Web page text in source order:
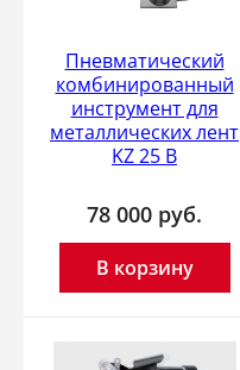
Пневматический
комбинированный
инструмент для
металлических лент
KZ 25 B
78 000 руб.
В корзину